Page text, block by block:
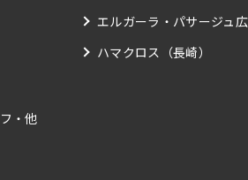
・他
エルガーラ・パサージュ
ハマクロス（長崎）